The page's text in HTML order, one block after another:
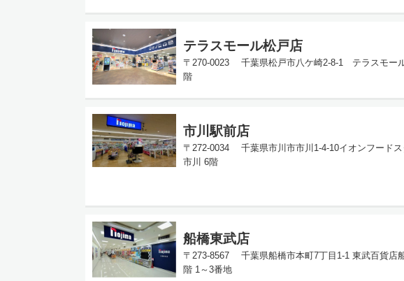
テラスモール松戸店
〒270-0023 千葉県松戸市八ケ崎2-8-1 テラスモー
階
市川駅前店
〒272-0034 千葉県市川市市川1-4-10イオンフードス
市川 6階
船橋東武店
〒273-8567 千葉県船橋市本町7丁目1-1 東武百貨店
階 1～3番地